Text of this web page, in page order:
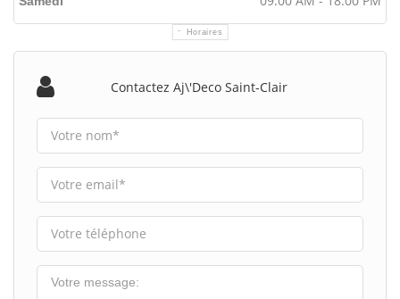
Horaires
Contactez Aj\'deco Saint-Clair